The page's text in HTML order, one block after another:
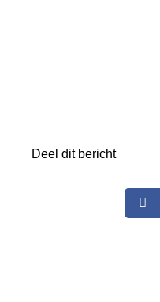
Deel dit bericht